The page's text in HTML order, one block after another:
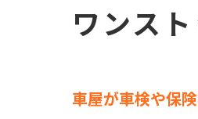
ワンス
車屋が車検や保